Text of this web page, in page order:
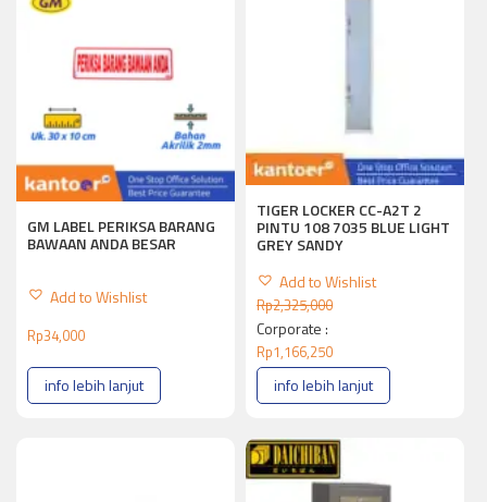
GM LABEL PERIKSA BARANG
BAWAAN ANDA BESAR
Add to Wishlist
Rp34,000
info lebih lanjut
TIGER LOCKER CC-A2T 2
PINTU 108 7035 BLUE LIGHT
GREY SANDY
Add to Wishlist
Rp2,325,000
Corporate :
Rp1,166,250
info lebih lanjut